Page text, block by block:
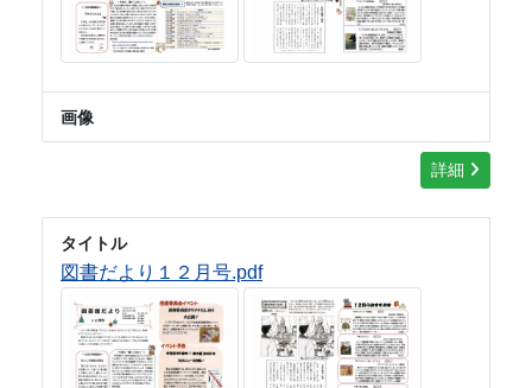
画像
詳細
タイトル
図書だより１２月号.pdf